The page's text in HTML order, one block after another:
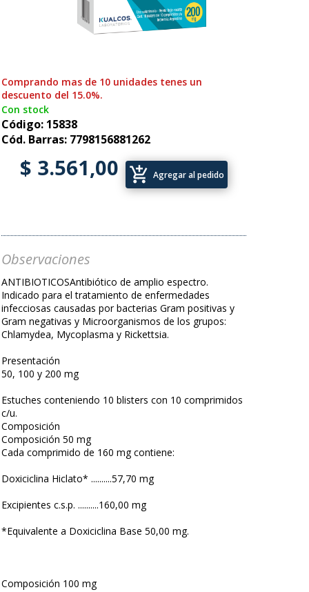
Comprando mas de 10 unidades tenes un
descuento del 15.0%.
Con stock
Código: 15838
Cód. Barras: 7798156881262
$ 3.561,00 add_shopping_cart Agregar al pedido
Observaciones
ANTIBIOTICOSAntibiótico de amplio espectro.
Indicado para el tratamiento de enfermedades
infecciosas causadas por bacterias Gram positivas y
Gram negativas y Microorganismos de los grupos:
Chlamydea, Mycoplasma y Rickettsia.
Presentación
50, 100 y 200 mg
Estuches conteniendo 10 blisters con 10 comprimidos
c/u.
Composición
Composición 50 mg
Cada comprimido de 160 mg contiene:
Doxiciclina Hiclato* ..........57,70 mg
Excipientes c.s.p. ..........160,00 mg
*Equivalente a Doxiciclina Base 50,00 mg.
Composición 100 mg